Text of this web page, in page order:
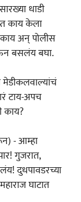
धाडी
काय केला
पोलीस
बसलंय बघा.
मेडीकलवाल्यांचं
टाय-अपच
काय?
- आम्हा
गुजरात,
दुधपावडरच्या
घाटात